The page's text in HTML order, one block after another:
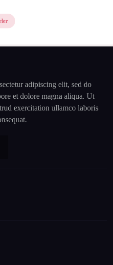
adipiscing elit, sed do
et dolore magna aliqua. Ut
exercitation ullamco laboris